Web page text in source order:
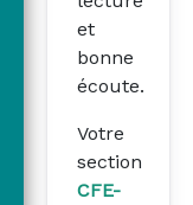
et
bonne
écoute.
Votre
section
CFE-